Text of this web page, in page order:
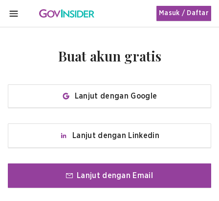
MENU
Masuk / Daftar
Buat akun gratis
Lanjut dengan Google
Lanjut dengan Linkedin
Lanjut dengan Email